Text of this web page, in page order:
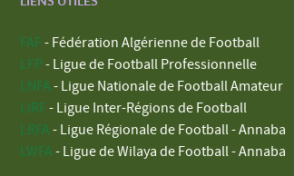
FAF - Fédération Algérienne de Football
LFP - Ligue de Football Professionnelle
LNFA - Ligue Nationale de Football Amateur
LIRF - Ligue Inter-Régions de Football
LRFA - Ligue Régionale de Football - Annaba
LWFA - Ligue de Wilaya de Football - Annaba